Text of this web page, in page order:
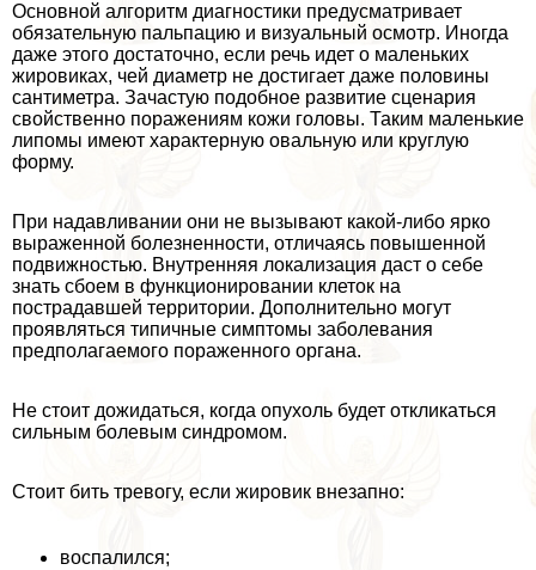
Основной алгоритм диагностики предусматривает
обязательную пальпацию и визуальный осмотр. Иногда
даже этого достаточно, если речь идет о маленьких
жировиках, чей диаметр не достигает даже половины
сантиметра. Зачастую подобное развитие сценария
свойственно поражениям кожи головы. Таким маленькие
липомы имеют хаpaктерную овальную или круглую
форму.
При надавливании они не вызывают какой-либо ярко
выраженной болезненности, отличаясь повышенной
подвижностью. Внутренняя локализация даст о себе
знать сбоем в функционировании клеток на
пострадавшей территории. Дополнительно могут
проявляться типичные симптомы заболевания
предполагаемого пораженного органа.
Не стоит дожидаться, когда опухоль будет откликаться
сильным болевым синдромом.
Стоит бить тревогу, если жировик внезапно:
воспалился;